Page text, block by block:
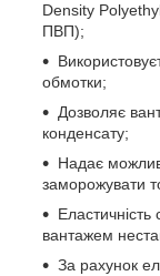
Density
ПВП);
обмотки;
Дозволяє
конденсату;
Надає
заморожувати
Еластичність
вантажем
За рахунок